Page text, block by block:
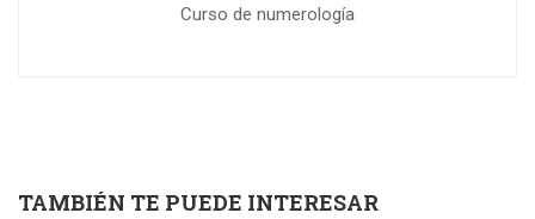
Curso de numerología
TAMBIÉN TE PUEDE INTERESAR